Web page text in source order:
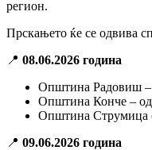
регион.
Прскањето ќе се одвива
📍 08.06.2026 година
Општина Радовиш –
Општина Конче – од
Општина Струмица
📍 09.06.2026 година